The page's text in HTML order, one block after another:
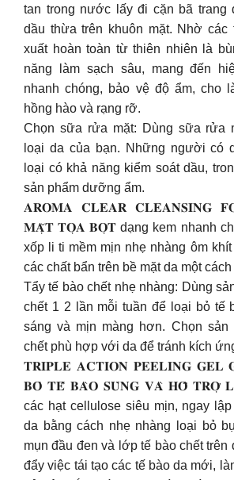
tan trong nước lấy đi cặn bã trang
dầu thừa trên khuôn mặt. Nhờ các
xuất hoàn toàn từ thiên nhiên là
năng làm sạch sâu, mang đến
nhanh chóng, bảo vệ độ ẩm, cho
hồng hào và rạng rỡ.
Chọn sữa rửa mặt: Dùng sữa rửa
loại da của bạn. Những người có
loại có khả năng kiểm soát dầu,
sản phẩm dưỡng ẩm.
𝐀𝐑𝐎𝐌𝐀 𝐂𝐋𝐄𝐀𝐑 𝐂𝐋𝐄𝐀𝐍𝐒𝐈𝐍𝐆
𝐌𝐀̣̆𝐓 𝐓𝐎̣𝐀 𝐁𝐎̣𝐓 dạng kem nhanh
xốp li ti mềm mịn nhẹ nhàng ôm
các chất bẩn trên bề mặt da một
Tẩy tế bào chết nhẹ nhàng: Dùng
chết 1 2 lần mỗi tuần để loại bỏ tế
sáng và mịn màng hơn. Chọn sản
chết phù hợp với da để tránh kích
𝐓𝐑𝐈𝐏𝐋𝐄 𝐀𝐂𝐓𝐈𝐎𝐍 𝐏𝐄𝐄𝐋𝐈𝐍𝐆 𝐆𝐄𝐋
𝐁𝐎̉ 𝐓𝐄̂́ 𝐁𝐀̀𝐎 𝐒𝐔̀𝐍𝐆 𝐕𝐀̀ 𝐇𝐎̂̃ 𝐓𝐑𝐎̛̣
các hạt cellulose siêu mịn, ngay
da bằng cách nhẹ nhàng loại bỏ
mụn đầu đen và lớp tế bào chết trên
đẩy việc tái tạo các tế bào da mới,